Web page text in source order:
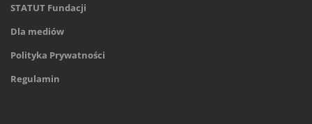
STATUT Fundacji
Dla mediów
Polityka Prywatności
Regulamin